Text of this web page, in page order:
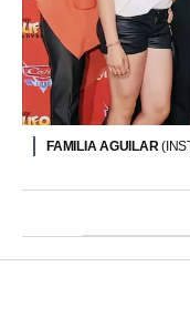
FAMILIA AGUILAR